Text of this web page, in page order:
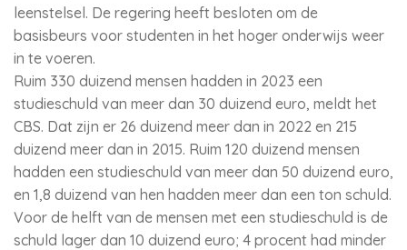
leenstelsel. De regering heeft besloten om de
basisbeurs voor studenten in het hoger onderwijs weer
in te voeren.
Ruim 330 duizend mensen hadden in 2023 een
studieschuld van meer dan 30 duizend euro, meldt het
CBS. Dat zijn er 26 duizend meer dan in 2022 en 215
duizend meer dan in 2015. Ruim 120 duizend mensen
hadden een studieschuld van meer dan 50 duizend euro,
en 1,8 duizend van hen hadden meer dan een ton schuld.
Voor de helft van de mensen met een studieschuld is de
schuld lager dan 10 duizend euro; 4 procent had minder